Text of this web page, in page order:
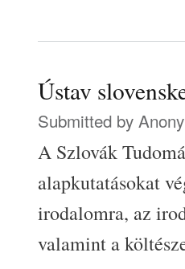
Ústav
Submitted by
A Szlovák
alapkutatásokat
irodalomra, az
valamint a